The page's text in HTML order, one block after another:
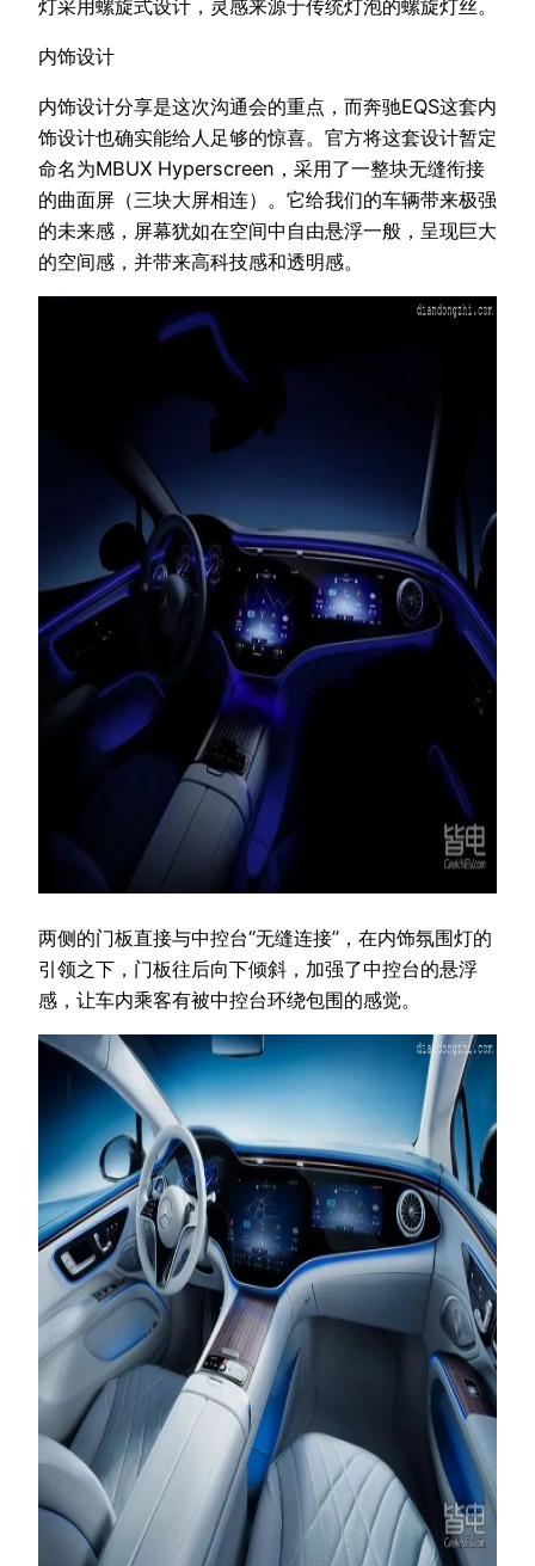
灯采用螺旋式设计，灵感来源于传统灯泡的螺旋灯丝。
内饰设计
内饰设计分享是这次沟通会的重点，而奔驰EQS这套内
饰设计也确实能给人足够的惊喜。官方将这套设计暂定
命名为MBUX Hyperscreen，采用了一整块无缝衔接
的曲面屏（三块大屏相连）。它给我们的车辆带来极强
的未来感，屏幕犹如在空间中自由悬浮一般，呈现巨大
的空间感，并带来高科技感和透明感。
两侧的门板直接与中控台“无缝连接”，在内饰氛围灯的
引领之下，门板往后向下倾斜，加强了中控台的悬浮
感，让车内乘客有被中控台环绕包围的感觉。